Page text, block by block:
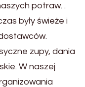
potraw. .
były świeże i
zupy, dania
W naszej